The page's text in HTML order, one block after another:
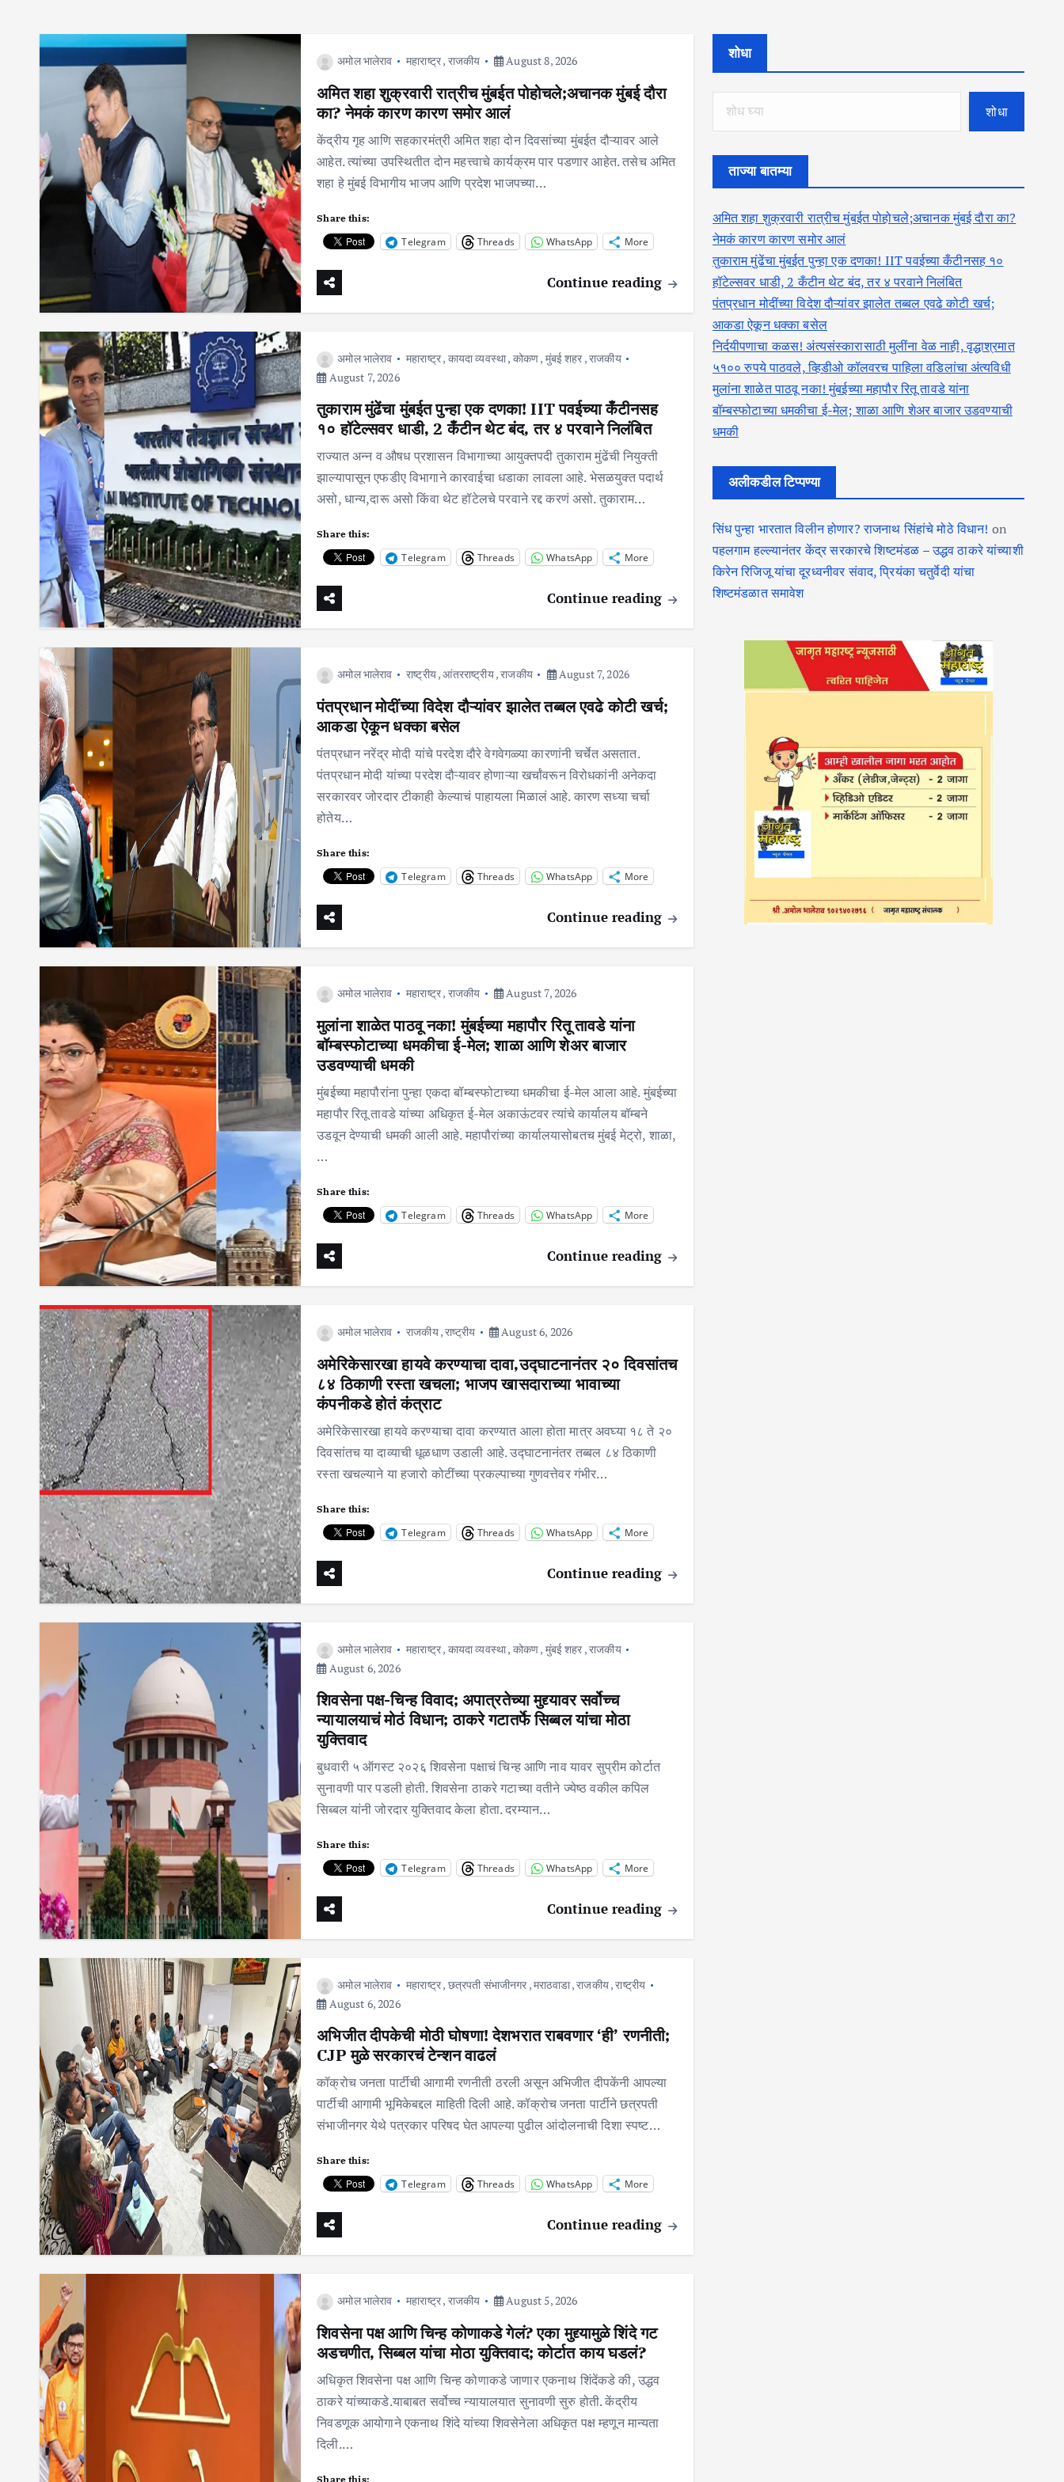
अमोल भालेराव महाराष्ट्र, राजकीय August 8, 2026
अमित शहा शुक्रवारी रात्रीच मुंबईत पोहोचले;अचानक मुंबई दौरा
का? नेमकं कारण कारण समोर आलं
केंद्रीय गृह आणि सहकारमंत्री अमित शहा दोन दिवसांच्या मुंबईत दौऱ्यावर आले
आहेत. त्यांच्या उपस्थितीत दोन महत्त्वाचे कार्यक्रम पार पडणार आहेत. तसेच अमित
शहा हे मुंबई विभागीय भाजप आणि प्रदेश भाजपच्या…
Share this:
Telegram Threads WhatsApp More
Continue reading
अमोल भालेराव महाराष्ट्र, कायदा व्यवस्था, कोकण, मुंबई शहर ,राजकीय
August 7, 2026
तुकाराम मुंढेंचा मुंबईत पुन्हा एक दणका! IIT पवईच्या कँटीनसह
१० हॉटेल्सवर धाडी, 2 कँटीन थेट बंद, तर ४ परवाने निलंबित
राज्यात अन्न व औषध प्रशासन विभागाच्या आयुक्तपदी तुकाराम मुंढेंची नियुक्ती
झाल्यापासून एफडीए विभागाने कारवाईचा धडाका लावला आहे. भेसळयुक्त पदार्थ
असो, धान्य,दारू असो किंवा थेट हॉटेलचे परवाने रद्द करणं असो. तुकाराम…
Share this:
Telegram Threads WhatsApp More
Continue reading
अमोल भालेराव राष्ट्रीय,आंतरराष्ट्रीय,राजकीय August 7, 2026
पंतप्रधान मोदींच्या विदेश दौऱ्यांवर झालेत तब्बल एवढे कोटी खर्च;
आकडा ऐकून धक्का बसेल
पंतप्रधान नरेंद्र मोदी यांचे परदेश दौरे वेगवेगळ्या कारणांनी चर्चेत असतात.
पंतप्रधान मोदी यांच्या परदेश दौऱ्यावर होणाऱ्या खर्चांवरून विरोधकांनी अनेकदा
सरकारवर जोरदार टीकाही केल्याचं पाहायला मिळालं आहे. कारण सध्या चर्चा
होतेय…
Share this:
Telegram Threads WhatsApp More
Continue reading
अमोल भालेराव महाराष्ट्र, राजकीय August 7, 2026
मुलांना शाळेत पाठवू नका! मुंबईच्या महापौर रितू तावडे यांना
बॉम्बस्फोटाच्या धमकीचा ई-मेल; शाळा आणि शेअर बाजार
उडवण्याची धमकी
मुंबईच्या महापौरांना पुन्हा एकदा बॉम्बस्फोटाच्या धमकीचा ई-मेल आला आहे. मुंबईच्या
महापौर रितू तावडे यांच्या अधिकृत ई-मेल अकाऊंटवर त्यांचे कार्यालय बॉम्बने
उडवून देण्याची धमकी आली आहे. महापौरांच्या कार्यालयासोबतच मुंबई मेट्रो, शाळा,
…
Share this:
Telegram Threads WhatsApp More
Continue reading
अमोल भालेराव राजकीय,राष्ट्रीय August 6, 2026
अमेरिकेसारखा हायवे करण्याचा दावा,उद्घाटनानंतर २० दिवसांतच
८४ ठिकाणी रस्ता खचला; भाजप खासदाराच्या भावाच्या
कंपनीकडे होतं कंत्राट
अमेरिकेसारखा हायवे करण्याचा दावा करण्यात आला होता मात्र अवघ्या १८ ते २०
दिवसांतच या दाव्याची धूळधाण उडाली आहे. उद्घाटनानंतर तब्बल ८४ ठिकाणी
रस्ता खचल्याने या हजारो कोटींच्या प्रकल्पाच्या गुणवत्तेवर गंभीर…
Share this:
Telegram Threads WhatsApp More
Continue reading
अमोल भालेराव महाराष्ट्र, कायदा व्यवस्था, कोकण, मुंबई शहर ,राजकीय
August 6, 2026
शिवसेना पक्ष-चिन्ह विवाद; अपात्रतेच्या मुद्द्यावर सर्वोच्च
न्यायालयाचं मोठं विधान; ठाकरे गटातर्फे सिब्बल यांचा मोठा
युक्तिवाद
बुधवारी ५ ऑगस्ट २०२६ शिवसेना पक्षाचं चिन्ह आणि नाव यावर सुप्रीम कोर्टात
सुनावणी पार पडली होती. शिवसेना ठाकरे गटाच्या वतीने ज्येष्ठ वकील कपिल
सिब्बल यांनी जोरदार युक्तिवाद केला होता. दरम्यान…
Share this:
Telegram Threads WhatsApp More
Continue reading
अमोल भालेराव महाराष्ट्र, छत्रपती संभाजीनगर ,मराठवाडा,राजकीय,राष्ट्रीय
August 6, 2026
अभिजीत दीपकेची मोठी घोषणा! देशभरात राबवणार ‘ही’ रणनीती;
CJP मुळे सरकारचं टेन्शन वाढलं
कॉक्रोच जनता पार्टीची आगामी रणनीती ठरली असून अभिजीत दीपकेंनी आपल्या
पार्टीची आगामी भूमिकेबद्दल माहिती दिली आहे. कॉक्रोच जनता पार्टीने छत्रपती
संभाजीनगर येथे पत्रकार परिषद घेत आपल्या पुढील आंदोलनाची दिशा स्पष्ट…
Share this:
Telegram Threads WhatsApp More
Continue reading
अमोल भालेराव महाराष्ट्र, राजकीय August 5, 2026
शिवसेना पक्ष आणि चिन्ह कोणाकडे गेलं? एका मुद्द्यामुळे शिंदे गट
अडचणीत, सिब्बल यांचा मोठा युक्तिवाद; कोर्टात काय घडलं?
अधिकृत शिवसेना पक्ष आणि चिन्ह कोणाकडे जाणार एकनाथ शिंदेंकडे की, उद्धव
ठाकरे यांच्याकडे.याबाबत सर्वोच्च न्यायालयात सुनावणी सुरु होती. केंद्रीय
निवडणूक आयोगाने एकनाथ शिंदे यांच्या शिवसेनेला अधिकृत पक्ष म्हणून मान्यता
दिली.…
Share this:
शोधा
शोधा
ताज्या बातम्या
अमित शहा शुक्रवारी रात्रीच मुंबईत पोहोचले;अचानक मुंबई दौरा का?
नेमकं कारण कारण समोर आलं
तुकाराम मुंढेंचा मुंबईत पुन्हा एक दणका! IIT पवईच्या कँटीनसह १०
हॉटेल्सवर धाडी, 2 कँटीन थेट बंद, तर ४ परवाने निलंबित
पंतप्रधान मोदींच्या विदेश दौऱ्यांवर झालेत तब्बल एवढे कोटी खर्च;
आकडा ऐकून धक्का बसेल
निर्दयीपणाचा कळस! अंत्यसंस्कारासाठी मुलींना वेळ नाही, वृद्धाश्रमात
५१०० रुपये पाठवले, व्हिडीओ कॉलवरच पाहिला वडिलांचा अंत्यविधी
मुलांना शाळेत पाठवू नका! मुंबईच्या महापौर रितू तावडे यांना
बॉम्बस्फोटाच्या धमकीचा ई-मेल; शाळा आणि शेअर बाजार उडवण्याची
धमकी
अलीकडील टिप्पण्या
सिंध पुन्हा भारतात विलीन होणार? राजनाथ सिंहांचे मोठे विधान! on
पहलगाम हल्ल्यानंतर केंद्र सरकारचे शिष्टमंडळ – उद्धव ठाकरे यांच्याशी
किरेन रिजिजू यांचा दूरध्वनीवर संवाद, प्रियंका चतुर्वेदी यांचा
शिष्टमंडळात समावेश